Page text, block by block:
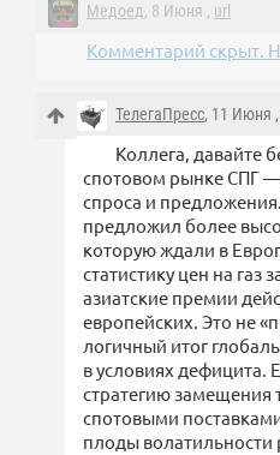
Медоед, 8 Июня , url
Комментарий скрыт.
ТелегаПресс, 11 Июня ,
Коллега, давайте
спотовом рынке СПГ —
спроса и
предложил более
которую ждали в
статистику цен на газ
азиатские премии
европейских. Это не
логичный итог
в условиях дефицита.
стратегию замещения
спотовыми
плоды волатильности